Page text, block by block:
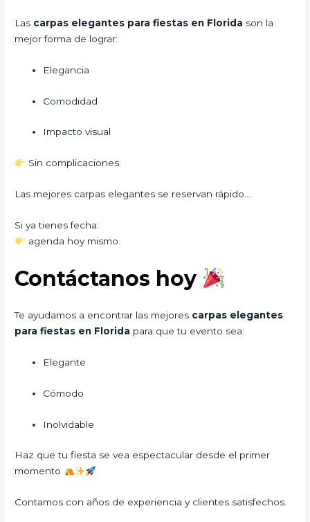
Las carpas elegantes para fiestas en Florida son la
mejor forma de lograr:
Elegancia
Comodidad
Impacto visual
Sin complicaciones.
Las mejores carpas elegantes se reservan rápido…
Si ya tienes fecha:
agenda hoy mismo.
Contáctanos hoy
Te ayudamos a encontrar las mejores carpas elegantes
para fiestas en Florida para que tu evento sea:
Elegante
Cómodo
Inolvidable
Haz que tu fiesta se vea espectacular desde el primer
momento
Contamos con años de experiencia y clientes satisfechos.